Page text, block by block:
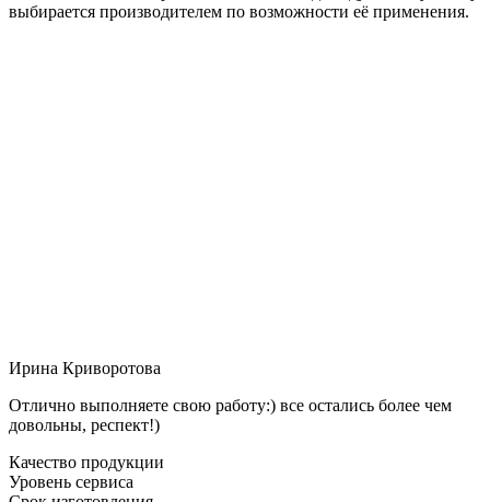
выбирается производителем по возможности её применения.
Ирина Криворотова
Отлично выполняете свою работу:) все остались более чем
довольны, респект!)
Качество продукции
Уровень сервиса